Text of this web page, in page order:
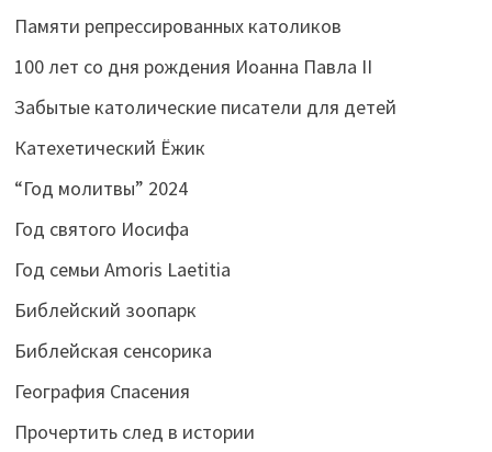
Памяти репрессированных католиков
100 лет со дня рождения Иоанна Павла II
Забытые католические писатели для детей
Катехетический Ёжик
“Год молитвы” 2024
Год святого Иосифа
Год семьи Amoris Laetitia
Библейский зоопарк
Библейская сенсорика
География Спасения
Прочертить след в истории